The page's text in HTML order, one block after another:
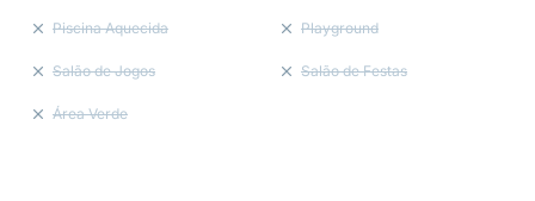
Piscina Aquecida Playground
Salão de Jogos Salão de Festas
Área Verde